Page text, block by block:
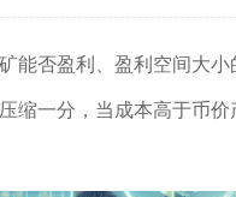
能否盈利、盈利空间大
缩一分，当成本高于币